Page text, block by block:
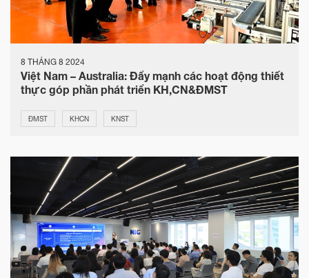
8 THÁNG 8 2024
Việt Nam – Australia: Đẩy mạnh các hoạt động thiết
thực góp phần phát triển KH,CN&ĐMST
ĐMST KHCN KNST